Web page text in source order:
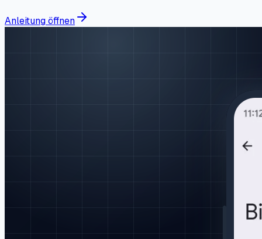
Anleitung öffnen